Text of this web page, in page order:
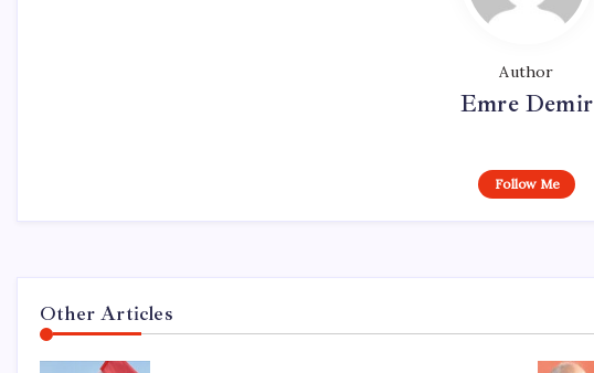
Author
Emre Demir
Follow Me
Other Articles